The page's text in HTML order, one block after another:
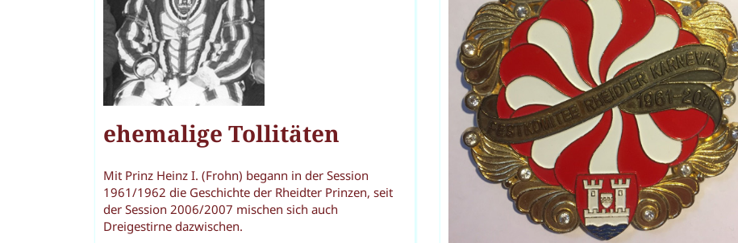
ehemalige Tollitäten
Mit Prinz Heinz I. (Frohn) begann in der Session
1961/1962 die Geschichte der Rheidter Prinzen, seit
der Session 2006/2007 mischen sich auch
Dreigestirne dazwischen.